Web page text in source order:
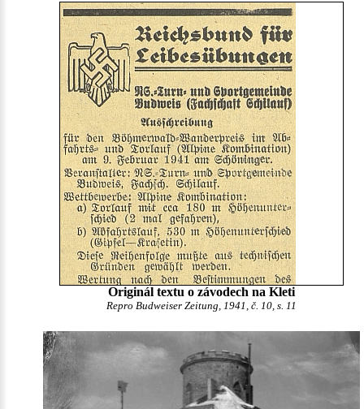
Originál textu o závodech na Kleti
Repro Budweiser Zeitung, 1941, č. 10, s. 11